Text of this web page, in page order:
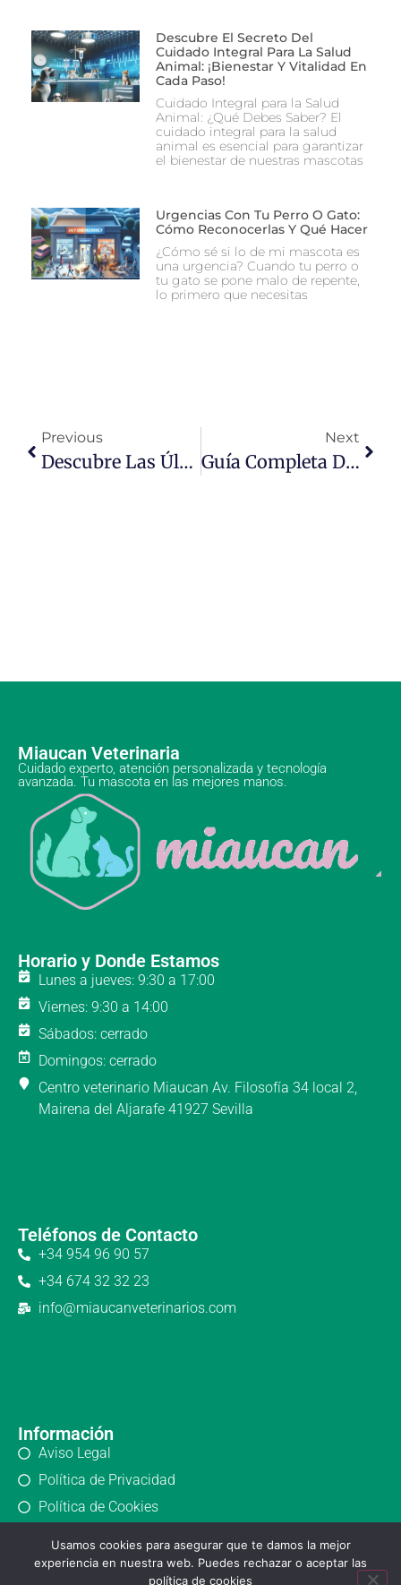
Descubre El Secreto Del
Cuidado Integral Para La Salud
Animal: ¡Bienestar Y Vitalidad En
Cada Paso!
Cuidado Integral para la Salud
Animal: ¿Qué Debes Saber? El
cuidado integral para la salud
animal es esencial para garantizar
el bienestar de nuestras mascotas
Urgencias Con Tu Perro O Gato:
Cómo Reconocerlas Y Qué Hacer
¿Cómo sé si lo de mi mascota es
una urgencia? Cuando tu perro o
tu gato se pone malo de repente,
lo primero que necesitas
Previous
Descubre Las Últimas Novedades En El Mundo Veterinario: Innovaciones Y Tendencias Que Transforman La Salud Animal
Next
Guía Completa De Cuidado Integral Para Mascotas: Consejos Y Estrategias Esenciales
Miaucan Veterinaria
Cuidado experto, atención personalizada y tecnología
avanzada. Tu mascota en las mejores manos.
Horario y Donde Estamos
Lunes a jueves: 9:30 a 17:00
Viernes: 9:30 a 14:00
Sábados: cerrado
Domingos: cerrado
Centro veterinario Miaucan Av. Filosofía 34 local 2,
Mairena del Aljarafe 41927 Sevilla
Teléfonos de Contacto
+34 954 96 90 57
+34 674 32 32 23
info@miaucanveterinarios.com
Información
Aviso Legal
Política de Privacidad
Política de Cookies
Usamos cookies para asegurar que te damos la mejor
experiencia en nuestra web. Puedes rechazar o aceptar las
política de cookies